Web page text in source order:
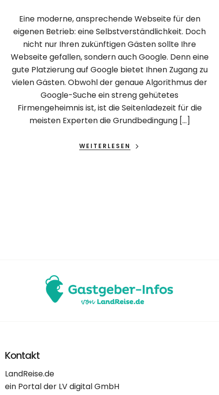
Eine moderne, ansprechende Webseite für den
eigenen Betrieb: eine Selbstverständlichkeit. Doch
nicht nur Ihren zukünftigen Gästen sollte Ihre
Webseite gefallen, sondern auch Google. Denn eine
gute Platzierung auf Google bietet Ihnen Zugang zu
vielen Gästen. Obwohl der genaue Algorithmus der
Google-Suche ein streng gehütetes
Firmengeheimnis ist, ist die Seitenladezeit für die
meisten Experten die Grundbedingung […]
WEITERLESEN
Kontakt
LandReise.de
ein Portal der LV digital GmbH